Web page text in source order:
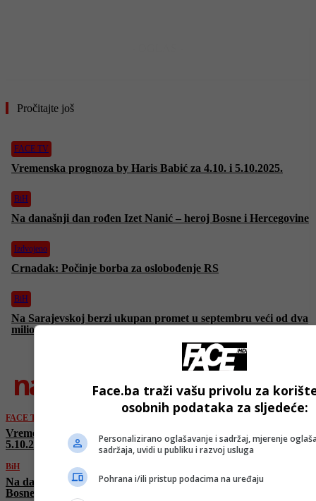
Pročitajte još
FACE TV
Vremenska prognoza by Haris Babić za 4.10. i 5.10.2025.
BiH
Na današnji dan rođen Izet Nanić – heroj Bosne i Hercegovine
Izdvojeno
Crnadak: Počinje borba za oslobođenje RS
BiH
Na Sarajevskoj berzi ukupan promet u septembru veći od dva
miliona KM
najnovije
FACE TV
Vremenska prognoza by Haris Babić za 4.10. i
5.10.2025.
BiH
Na današnji dan rođen Izet Nanić – heroj
Bosne i Hercegovine
Face.ba traži vašu privolu za
osobnih podataka za sljedeće:
Personalizirano oglašavanje i sadržaj, mjerenje
sadržaja, uvidi u publiku i razvoj usluga
Pohrana i/ili pristup podacima na uređaju